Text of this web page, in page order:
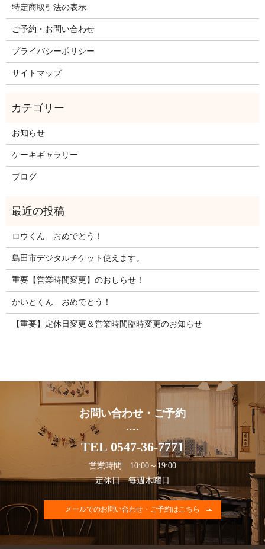
特定商取引法の表示
ご予約・お問い合わせ
プライバシーポリシー
サイトマップ
お知らせ
ケーキギャラリー
ブログ
ロウくん おめでとう！
島田市デジタルチケット使えます。
重要【営業時間変更】のおしらせ！
かいとくん おめでとう！
【重要】定休日変更＆営業時間臨時変更のお知らせ
お問い合わせ・ご予約
TEL 0547-36-7771
営業時間 10:00～19:00
定休日 毎週木曜日
メールでのお問い合わせ・ご予約はこちら